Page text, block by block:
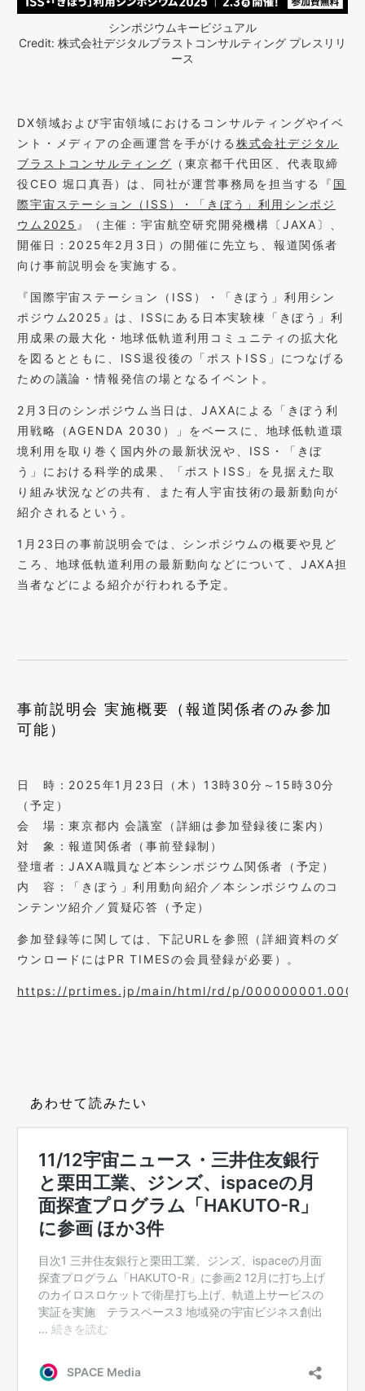
シンポジウムキービジュアル
Credit: 株式会社デジタルブラストコンサルティング プレスリリ
ース
DX領域および宇宙領域におけるコンサルティングやイベ
ント・メディアの企画運営を手がける 株式会社デジタル
ブラストコンサルティング
（東京都千代田区、代表取締
役CEO 堀口真吾）は、同社が運営事務局を担当する『 国
際宇宙ステーション（ISS）・「きぼう」利用シンポジ
ウム2025 』（主催：宇宙航空研究開発機構〔JAXA〕、
開催日：2025年2月3日）の開催に先立ち、報道関係者
向け事前説明会を実施する。
『国際宇宙ステーション（ISS）・「きぼう」利用シン
ポジウム2025』は、ISSにある日本実験棟「きぼう」利
用成果の最大化・地球低軌道利用コミュニティの拡大化
を図るとともに、ISS退役後の「ポストISS」につなげる
ための議論・情報発信の場となるイベント。
2月3日のシンポジウム当日は、JAXAによる「きぼう利
用戦略（AGENDA 2030）」をベースに、地球低軌道環
境利用を取り巻く国内外の最新状況や、ISS・「きぼ
う」における科学的成果、「ポストISS」を見据えた取
り組み状況などの共有、また有人宇宙技術の最新動向が
紹介されるという。
1月23日の事前説明会では、シンポジウムの概要や見ど
ころ、地球低軌道利用の最新動向などについて、JAXA担
当者などによる紹介が行われる予定。
事前説明会 実施概要（報道関係者のみ参加
可能）
日 時：2025年1月23日（木）13時30分～15時30分
（予定）
会 場：東京都内 会議室（詳細は参加登録後に案内）
対 象：報道関係者（事前登録制）
登壇者：JAXA職員など本シンポジウム関係者（予定）
内 容：「きぼう」利用動向紹介／本シンポジウムのコ
ンテンツ紹介／質疑応答（予定）
参加登録等に関しては、下記URLを参照（詳細資料のダ
ウンロードにはPR TIMESの会員登録が必要）。
https://prtimes.jp/main/html/rd/p/
あわせて読みたい